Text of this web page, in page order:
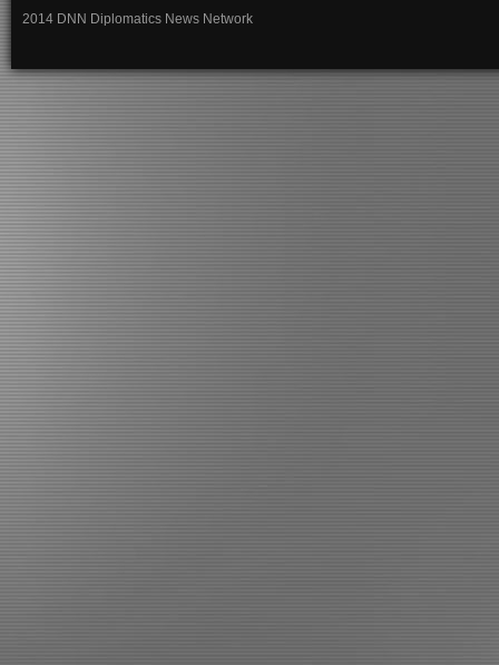
2014 DNN Diplomatics News Network